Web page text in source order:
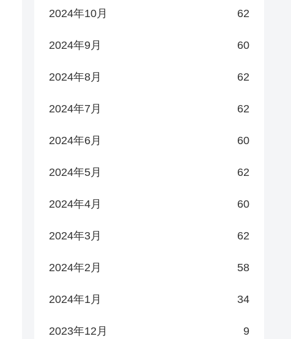
2024年10月 62
2024年9月 60
2024年8月 62
2024年7月 62
2024年6月 60
2024年5月 62
2024年4月 60
2024年3月 62
2024年2月 58
2024年1月 34
2023年12月 9